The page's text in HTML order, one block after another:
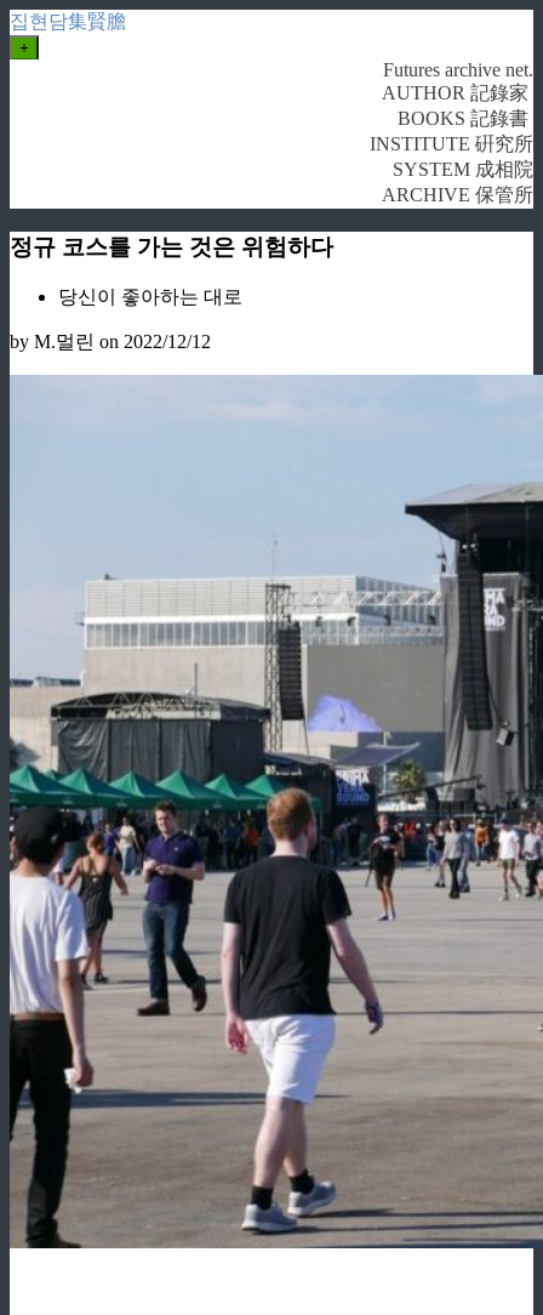
집현담集賢膽
+
Futures archive net.
AUTHOR 記錄家
BOOKS 記錄書
INSTITUTE 硏究所
SYSTEM 成相院
ARCHIVE 保管所
정규 코스를 가는 것은 위험하다
당신이 좋아하는 대로
by M.멀린 on 2022/12/12